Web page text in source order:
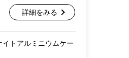
詳細をみる
イトアルミニウムケー